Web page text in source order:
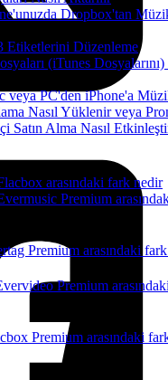
Dropbox'tan
Etiketlerini Düzenleme
(iTunes Dosyalarını)
PC'den iPhone'a
Nasıl Yüklenir veya
Satın Alma Nasıl
arasındaki fark nedir
Premium
Premium arasındaki
Premium
Premium arasındaki